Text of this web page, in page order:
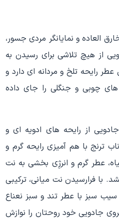
العاده و نمایانگر مردی جسور،
از هیچ تلاشی برای رسیدن به
رایحه تلخ و مردانه‌ ای دارد و
های چوبی و جنگلی را جای داده
از رایحه‌ های ادویه‌ ای و
ترنج با هم‌ آمیزی رایحه گرم و
عطر گرم و انرژِی بخشی به نت
با فرارسیدن نت میانی، ترکیبی
سیب سبز با عطر تند و سبز نعناع
جادویی خود روحتان را نوازش